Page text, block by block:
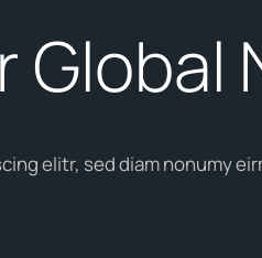
elitr, sed diam nonumy